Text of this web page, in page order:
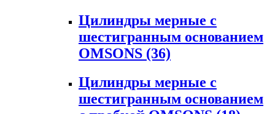
Цилиндры мерные с
шестигранным основанием
OMSONS (36)
Цилиндры мерные с
шестигранным основанием